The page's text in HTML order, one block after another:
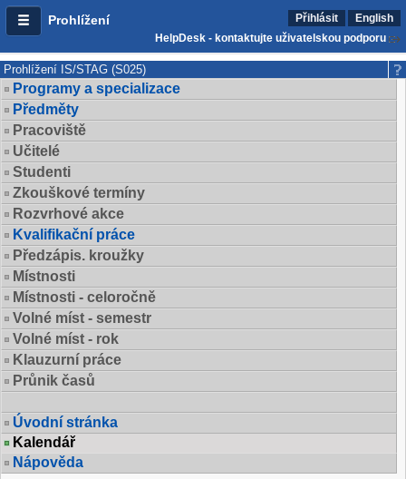
Prohlížení Přihlásit
English
HelpDesk - kontaktujte uživatelskou podporu
Prohlížení IS/STAG (S025)
Programy a specializace
Předměty
Pracoviště
Učitelé
Studenti
Zkouškové termíny
Rozvrhové akce
Kvalifikační práce
Předzápis. kroužky
Místnosti
Místnosti - celoročně
Volné míst - semestr
Volné míst - rok
Klauzurní práce
Průnik časů
Úvodní stránka
Kalendář
Nápověda